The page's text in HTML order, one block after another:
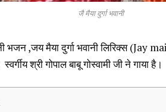
जै मैया दुर्गा भवानी
भजन ,जय मैया दुर्गा भवानी लिरिक्स (Jay
श्री गोपाल बाबू गोस्वामी जी ने गाया है।